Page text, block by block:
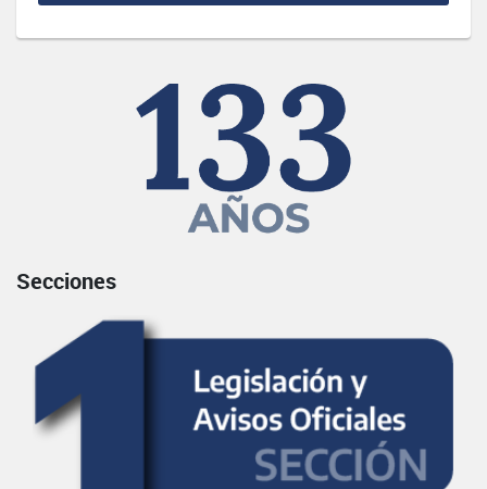
Secciones